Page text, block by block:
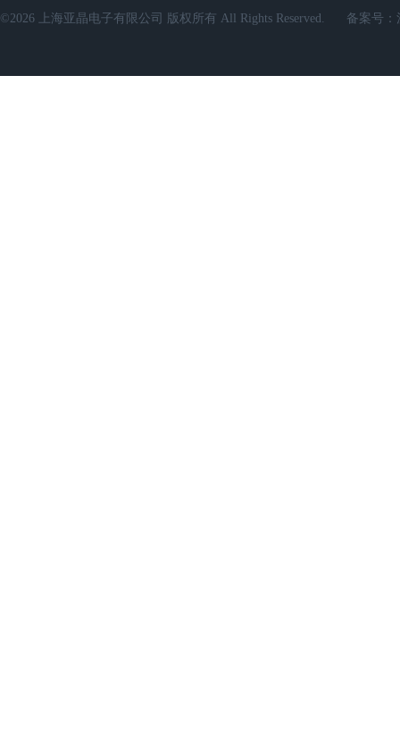
©2026 上海亚晶电子有限公司 版权所有 All Rights Reserved. 备案号：